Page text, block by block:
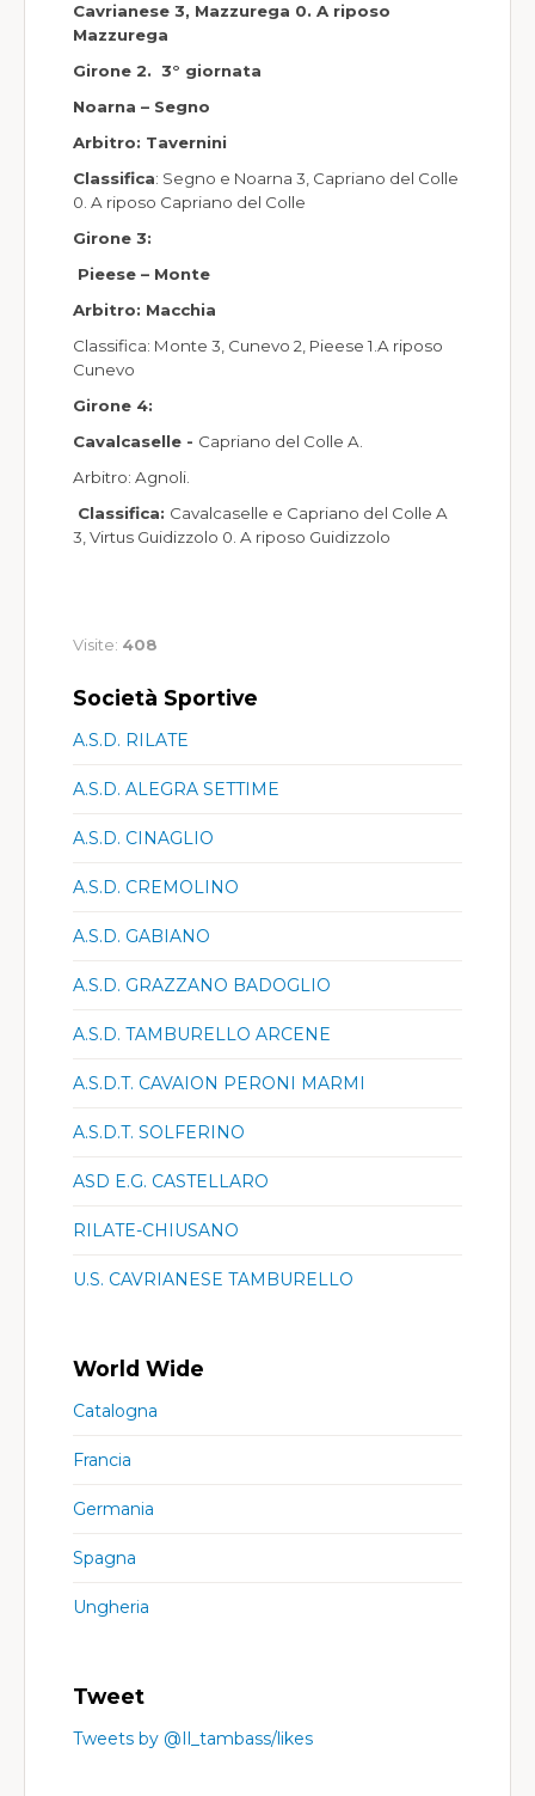
Cavrianese 3, Mazzurega 0. A riposo
Mazzurega
Girone 2. 3° giornata
Noarna – Segno
Arbitro: Tavernini
Classifica: Segno e Noarna 3, Capriano del Colle
0. A riposo Capriano del Colle
Girone 3:
Pieese – Monte
Arbitro: Macchia
Classifica: Monte 3, Cunevo 2, Pieese 1.A riposo
Cunevo
Girone 4:
Cavalcaselle - Capriano del Colle A.
Arbitro: Agnoli.
Classifica: Cavalcaselle e Capriano del Colle A
3, Virtus Guidizzolo 0. A riposo Guidizzolo
Visite: 408
Società Sportive
A.S.D. RILATE
A.S.D. ALEGRA SETTIME
A.S.D. CINAGLIO
A.S.D. CREMOLINO
A.S.D. GABIANO
A.S.D. GRAZZANO BADOGLIO
A.S.D. TAMBURELLO ARCENE
A.S.D.T. CAVAION PERONI MARMI
A.S.D.T. SOLFERINO
ASD E.G. CASTELLARO
RILATE-CHIUSANO
U.S. CAVRIANESE TAMBURELLO
World Wide
Catalogna
Francia
Germania
Spagna
Ungheria
Tweet
Tweets by @Il_tambass/likes